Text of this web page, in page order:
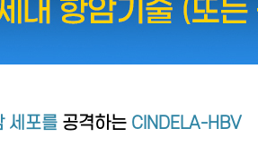
세포를 공격하는 CINDELA-HBV